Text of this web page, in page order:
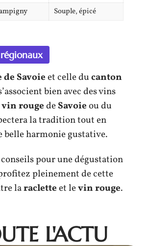
Souple, épicé
Savoieet celle ducanton
bien avec des vins
vin rougedeSavoieou du
la tradition tout en
belle harmonie gustative.
conseils pour une dégustation
pleinement de cette
laracletteet levin rouge.
L'ACTU